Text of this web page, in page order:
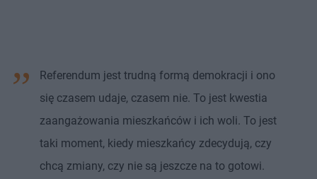
Referendum jest trudną formą demokracji i ono
się czasem udaje, czasem nie. To jest kwestia
zaangażowania mieszkańców i ich woli. To jest
taki moment, kiedy mieszkańcy zdecydują, czy
chcą zmiany, czy nie są jeszcze na to gotowi.